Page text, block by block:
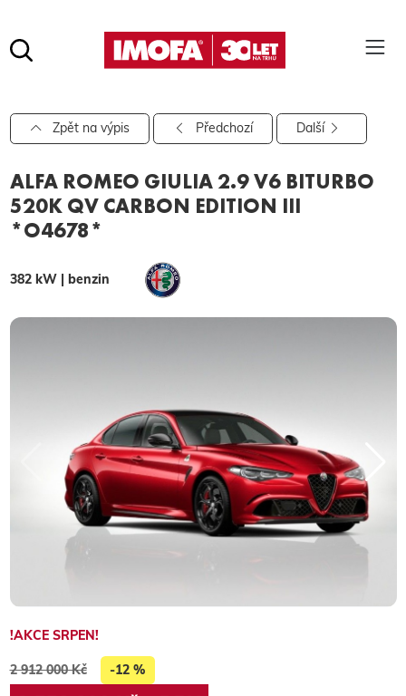
hledat
Pro vyhledávání zadejte alespoň 3 znaky.
Zpět na výpis Předchozí Další
ALFA ROMEO GIULIA 2.9 V6 BITURBO
520K QV CARBON EDITION III
*O4678*
382 kW | benzin
!AKCE SRPEN!
2 912 000 Kč -12 %